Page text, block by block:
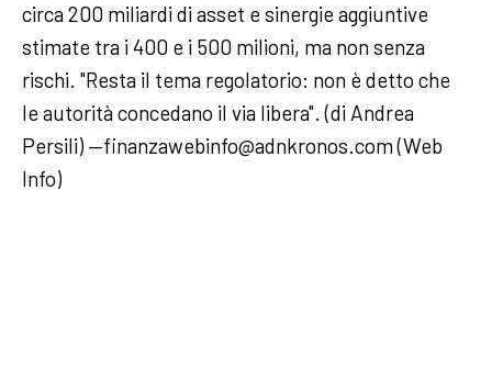
circa 200 miliardi di asset e sinergie aggiuntive
stimate tra i 400 e i 500 milioni, ma non senza
rischi. "Resta il tema regolatorio: non è detto che
le autorità concedano il via libera". (di Andrea
Persili) —finanzawebinfo@adnkronos.com (Web
Info)